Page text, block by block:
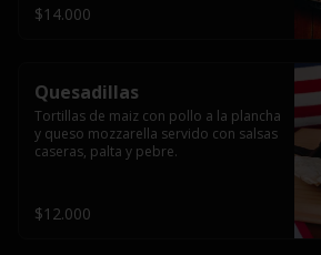
$14.000
Quesadillas
Tortillas de maiz con pollo a la plancha
y queso mozzarella servido con salsas
caseras, palta y pebre.
$12.000